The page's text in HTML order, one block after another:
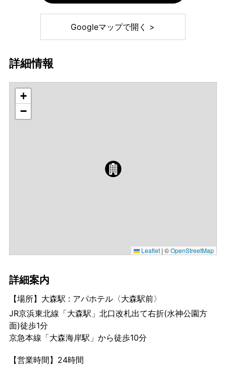
Googleマップで開く >
詳細情報
+
−
Leaflet | ©OpenStreetMap
詳細案内
【場所】大森駅 : アパホテル〈大森駅前〉
JR京浜東北線「大森駅」北口改札出て右折(水神公園方
面)徒歩1分
京急本線「大森海岸駅」から徒歩10分
【営業時間】24時間